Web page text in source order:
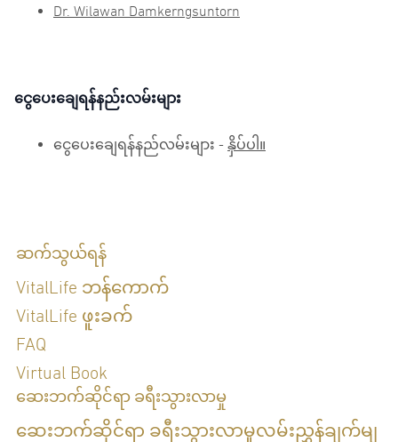
Dr. Wilawan Damkerngsuntorn
ငွေပေးချေရန်နည်းလမ်းများ
ငွေပေးချေရန်နည်လမ်းများ - နှိပ်ပါ။
ဆက်သွယ်ရန်
VitalLife ဘန်ကောက်
VitalLife ဖူးခက်
FAQ
Virtual Book
ဆေးဘက်ဆိုင်ရာ ခရီးသွားလာမှု
ဆေးဘက်ဆိုင်ရာ ခရီးသွားလာမှုလမ်းညွှန်ချက်မျ